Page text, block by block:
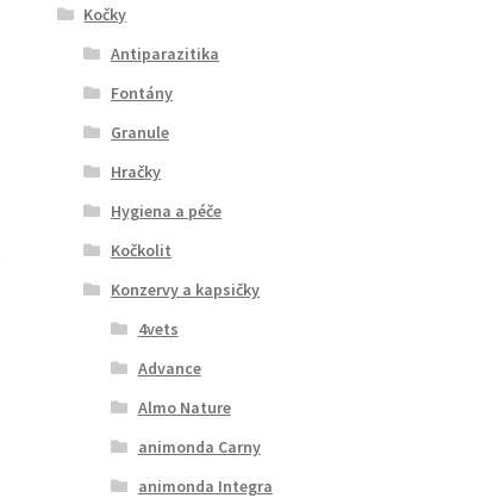
Kočky
Antiparazitika
Fontány
Granule
Hračky
Hygiena a péče
Kočkolit
Konzervy a kapsičky
4vets
Advance
Almo Nature
animonda Carny
animonda Integra